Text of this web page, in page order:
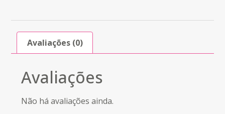
Avaliações (0)
Avaliações
Não há avaliações ainda.